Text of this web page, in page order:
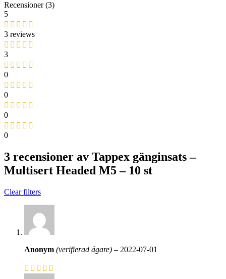
Recensioner (3)
5
3 reviews
3
0
0
0
0
3 recensioner av Tappex gänginsats –
Multisert Headed M5 – 10 st
Clear filters
Anonym (verifierad ägare) – 2022-07-01